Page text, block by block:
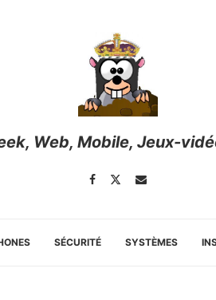
Web, Mobile, Jeux-
SÉCURITÉ SYSTÈMES